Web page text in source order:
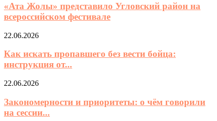
«Ата Жолы» представило Угловский район на
всероссийском фестивале
22.06.2026
Как искать пропавшего без вести бойца:
инструкция от...
22.06.2026
Закономерности и приоритеты: о чём говорили
на сессии...